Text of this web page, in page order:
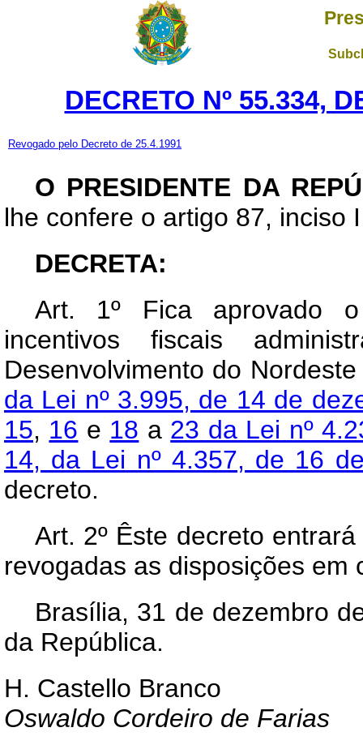
DECRETO Nº 55.334,
Revogado pelo Decreto de 25.4.1991
O PRESIDENTE DA
lhe confere o artigo 87, inciso
DECRETA:
Art. 1º Fica aprovado o
incentivos fiscais
Desenvolvimento do
da Lei nº 3.995, de 14 de
15, 16 e 18 a 23 da Lei nº
14, da Lei nº 4.357, de 16
decreto.
Art. 2º Êste decreto
revogadas as disposições em
Brasília, 31 de dezembro
da República.
H. Castello Branco
Oswaldo Cordeiro de Farias